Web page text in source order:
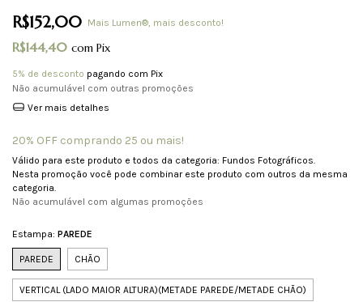
R$152,00 Mais Lumen®, mais desconto!
R$144,40 com Pix
5% de desconto pagando com Pix
Não acumulável com outras promoções
Ver mais detalhes
20% OFF comprando 25 ou mais!
Válido para este produto e todos da categoria: Fundos Fotográficos.
Nesta promoção você pode combinar este produto com outros da mesma
categoria.
Não acumulável com algumas promoções
Estampa: PAREDE
PAREDE CHÃO
VERTICAL (LADO MAIOR ALTURA)(METADE PAREDE/METADE CHÃO)